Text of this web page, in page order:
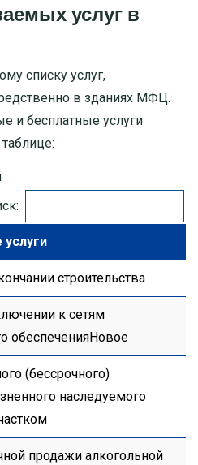
услуг в
списку услуг,
в зданиях МФЦ.
и бесплатные услуги
строительства
к сетям
обеспеченияНовое
(бессрочного)
наследуемого
продажи алкогольной